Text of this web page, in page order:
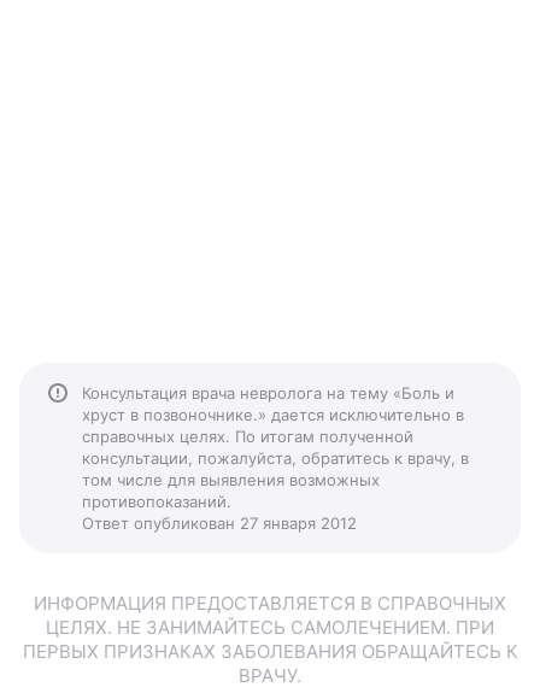
Консультация врача невролога на тему «Боль и
хруст в позвоночнике.» дается исключительно в
справочных целях. По итогам полученной
консультации, пожалуйста, обратитесь к врачу, в
том числе для выявления возможных
противопоказаний.
Ответ опубликован 27 января 2012
ИНФОРМАЦИЯ ПРЕДОСТАВЛЯЕТСЯ В СПРАВОЧНЫХ
ЦЕЛЯХ. НЕ ЗАНИМАЙТЕСЬ САМОЛЕЧЕНИЕМ. ПРИ
ПЕРВЫХ ПРИЗНАКАХ ЗАБОЛЕВАНИЯ ОБРАЩАЙТЕСЬ К
ВРАЧУ.